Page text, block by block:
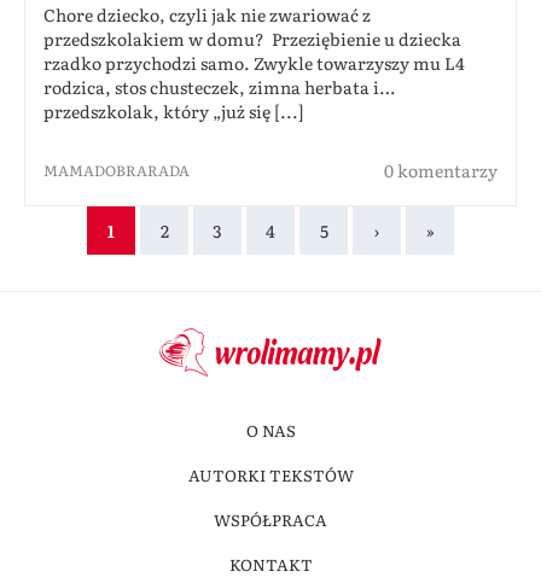
Chore dziecko, czyli jak nie zwariować z
przedszkolakiem w domu? Przeziębienie u dziecka
rzadko przychodzi samo. Zwykle towarzyszy mu L4
rodzica, stos chusteczek, zimna herbata i…
przedszkolak, który „już się [...]
MAMADOBRARADA 0 komentarzy
1 2 3 4 5 › »
O NAS
AUTORKI TEKSTÓW
WSPÓŁPRACA
KONTAKT